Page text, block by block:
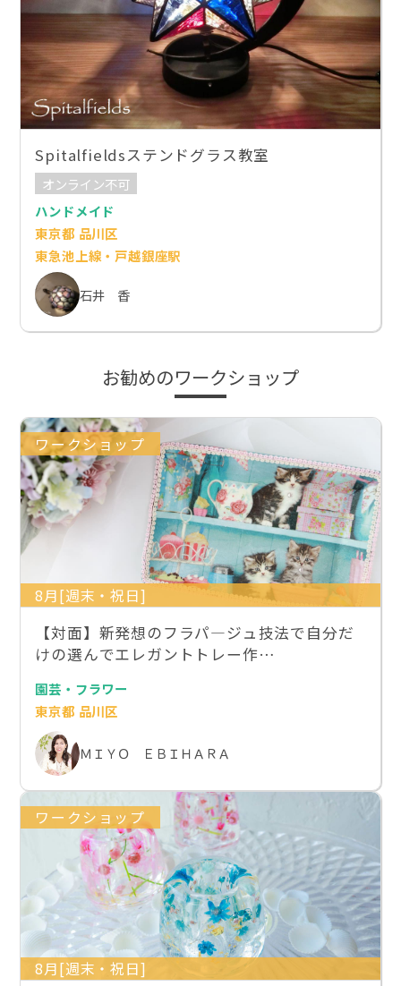
Spitalfieldsステンドグラス教室
オンライン不可
ハンドメイド
東京都 品川区
東急池上線・戸越銀座駅
石井 香
お勧めのワークショップ
ワークショップ
8月[週末・祝日]
【対面】新発想のフラパ―ジュ技法で自分だ
けの選んでエレガントトレー作…
園芸・フラワー
東京都 品川区
ＭＩＹＯ ＥＢＩＨＡＲＡ
ワークショップ
8月[週末・祝日]